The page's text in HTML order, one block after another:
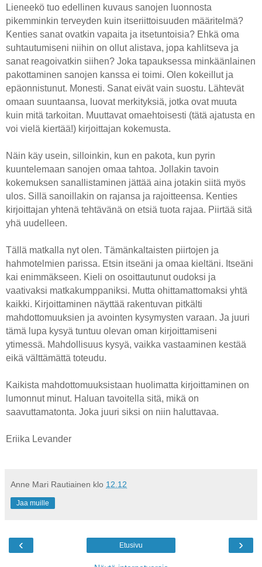
Lieneekö tuo edellinen kuvaus sanojen luonnosta
pikemminkin terveyden kuin itseriittoisuuden määritelmä?
Kenties sanat ovatkin vapaita ja itsetuntoisia? Ehkä oma
suhtautumiseni niihin on ollut alistava, jopa kahlitseva ja
sanat reagoivatkin siihen? Joka tapauksessa minkäänlainen
pakottaminen sanojen kanssa ei toimi. Olen kokeillut ja
epäonnistunut. Monesti. Sanat eivät vain suostu. Lähtevät
omaan suuntaansa, luovat merkityksiä, jotka ovat muuta
kuin mitä tarkoitan. Muuttavat omaehtoisesti (tätä ajatusta en
voi vielä kiertää!) kirjoittajan kokemusta.
Näin käy usein, silloinkin, kun en pakota, kun pyrin
kuuntelemaan sanojen omaa tahtoa. Jollakin tavoin
kokemuksen sanallistaminen jättää aina jotakin siitä myös
ulos. Sillä sanoillakin on rajansa ja rajoitteensa. Kenties
kirjoittajan yhtenä tehtävänä on etsiä tuota rajaa. Piirtää sitä
yhä uudelleen.
Tällä matkalla nyt olen. Tämänkaltaisten piirtojen ja
hahmotelmien parissa. Etsin itseäni ja omaa kieltäni. Itseäni
kai enimmäkseen. Kieli on osoittautunut oudoksi ja
vaativaksi matkakumppaniksi. Mutta ohittamattomaksi yhtä
kaikki. Kirjoittaminen näyttää rakentuvan pitkälti
mahdottomuuksien ja avointen kysymysten varaan. Ja juuri
tämä lupa kysyä tuntuu olevan oman kirjoittamiseni
ytimessä. Mahdollisuus kysyä, vaikka vastaaminen kestää
eikä välttämättä toteudu.
Kaikista mahdottomuuksistaan huolimatta kirjoittaminen on
lumonnut minut. Haluan tavoitella sitä, mikä on
saavuttamatonta. Joka juuri siksi on niin haluttavaa.
Eriika Levander
Anne Mari Rautiainen klo 12.12
Jaa muille
‹ ›
Etusivu